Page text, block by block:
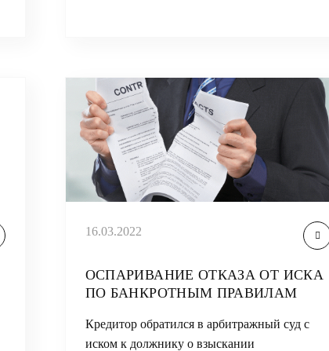
16.03.2022
ОСПАРИВАНИЕ ОТКАЗА ОТ ИСКА
ПО БАНКРОТНЫМ ПРАВИЛАМ
Кредитор обратился в арбитражный суд с
иском к должнику о взыскании